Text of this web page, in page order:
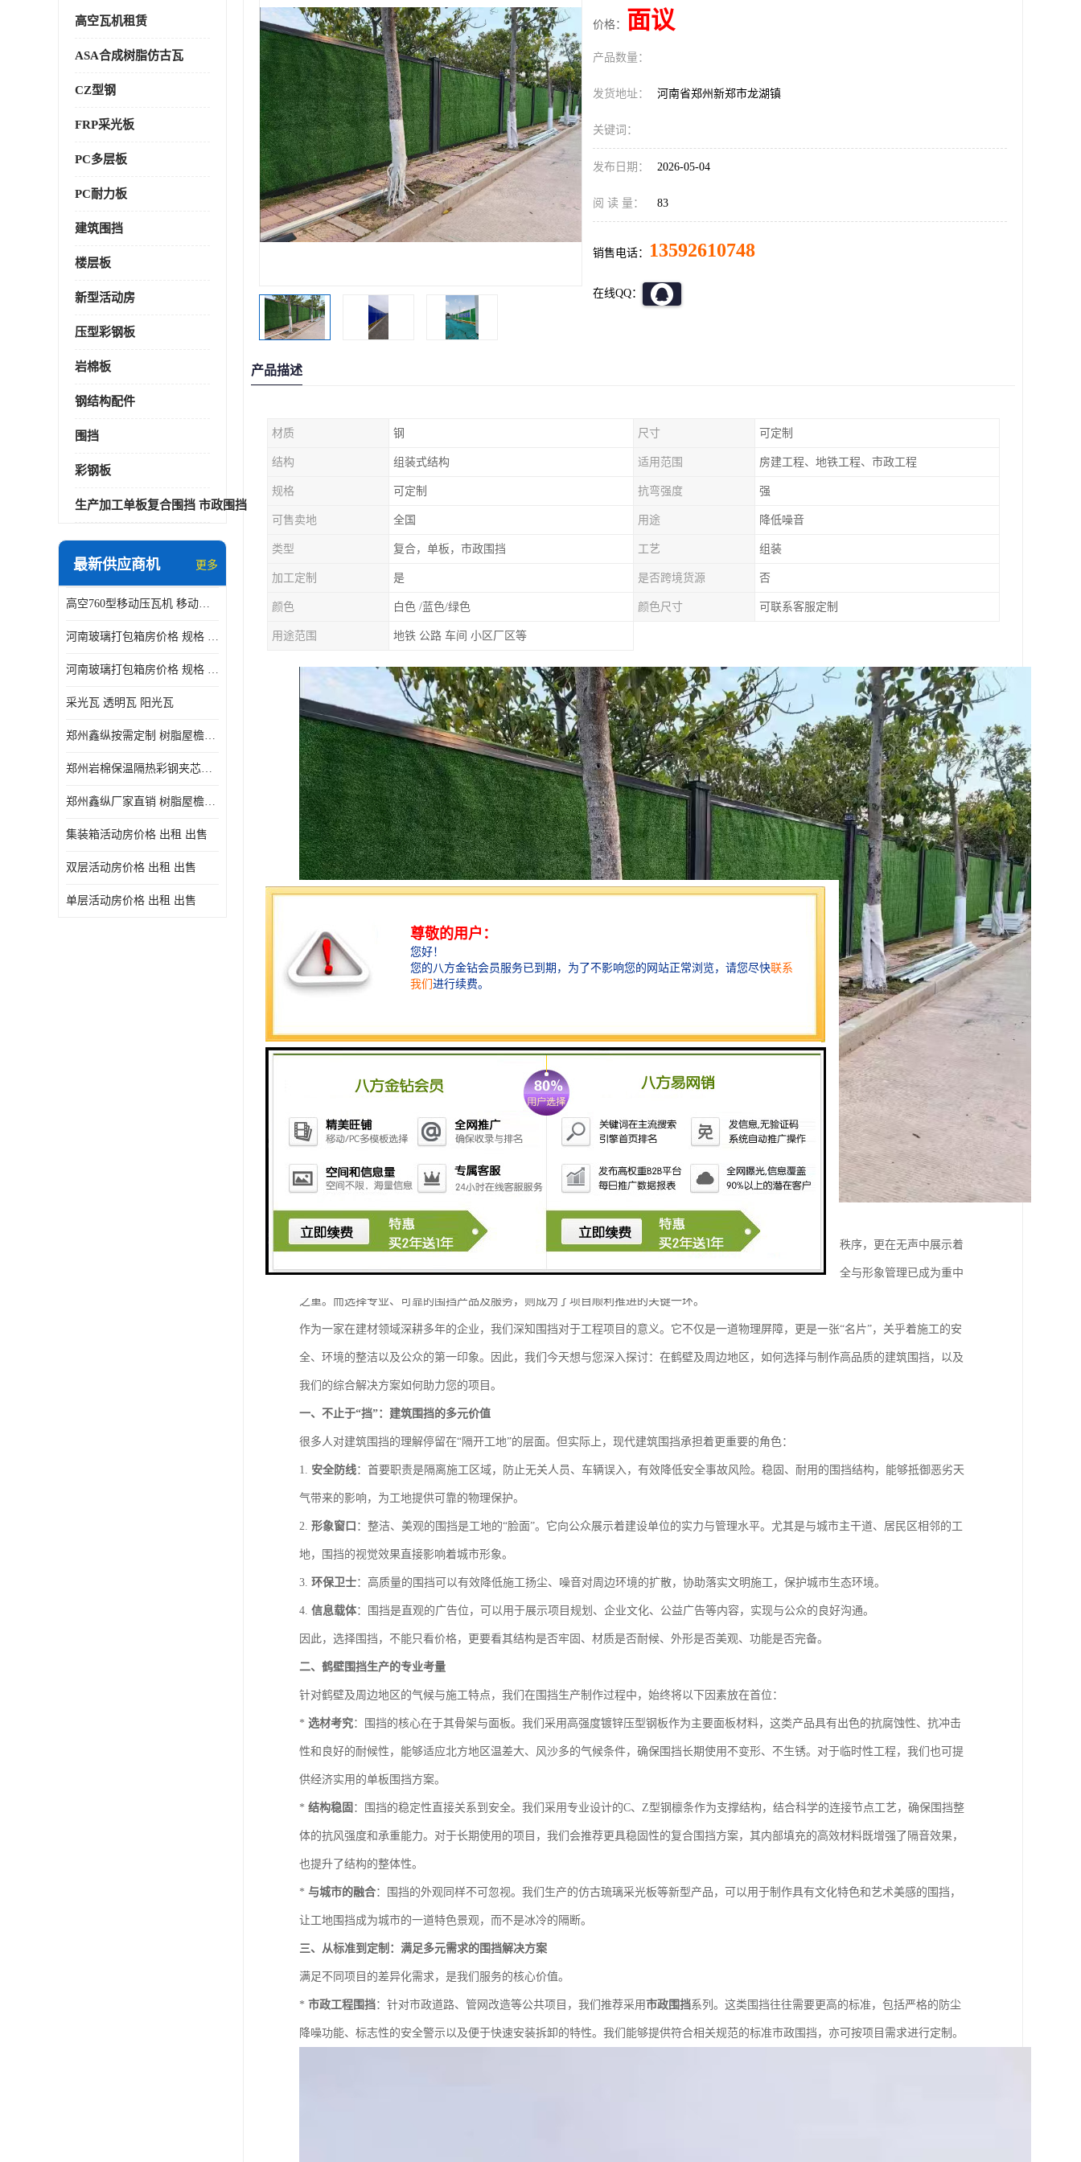
高空瓦机租赁
ASA合成树脂仿古瓦
CZ型钢
FRP采光板
PC多层板
PC耐力板
建筑围挡
楼层板
新型活动房
压型彩钢板
岩棉板
钢结构配件
围挡
彩钢板
生产加工单板复合围挡 市政围挡
最新供应商机 更多
高空760型移动压瓦机 移动升降制瓦设备租赁选郑州鑫纵
河南玻璃打包箱房价格 规格 鑫纵建材按需定制
河南玻璃打包箱房价格 规格 鑫纵建材批发
采光瓦 透明瓦 阳光瓦
郑州鑫纵按需定制 树脂屋檐装饰塑料琉璃瓦片 中式仿古瓦的特点 价格
郑州岩棉保温隔热彩钢夹芯板 郑州鑫纵支持定做
郑州鑫纵厂家直销 树脂屋檐装饰塑料琉璃瓦片 中式仿古瓦的特点 价格
集装箱活动房价格 出租 出售
双层活动房价格 出租 出售
单层活动房价格 出租 出售
价格： 面议
产品数量：
发货地址： 河南省郑州新郑市龙湖镇
关键词：
发布日期： 2026-05-04
阅 读 量： 83
销售电话： 13592610748
在线QQ：
产品描述
材质 钢 尺寸 可定制
结构 组装式结构 适用范围 房建工程、地铁工程、市政工程
规格 可定制 抗弯强度 强
可售卖地 全国 用途 降低噪音
类型 复合，单板，市政围挡 工艺 组装
加工定制 是 是否跨境货源 否
颜色 白色 /蓝色/绿色 颜色尺寸 可联系客服定制
用途范围 地铁 公路 车间 小区厂区等
鹤壁建筑围挡生产制作：构筑城市安全与形象的专业之选
在每座城市蓬勃发展的背后，总有一道独特的风景线——它或许不引人注目，却默默守护着施工现场的安全与秩序，更在无声中展示着
城市的文明与风貌。这便是建筑围挡。在鹤壁乃至周边地区，随着城市化进程的不断加速，各类建设项目的安全与形象管理已成为重中
之重。而选择专业、可靠的围挡产品及服务，则成为了项目顺利推进的关键一环。
作为一家在建材领域深耕多年的企业，我们深知围挡对于工程项目的意义。它不仅是一道物理屏障，更是一张“名片”，关乎着施工的安
全、环境的整洁以及公众的第一印象。因此，我们今天想与您深入探讨：在鹤壁及周边地区，如何选择与制作高品质的建筑围挡，以及
我们的综合解决方案如何助力您的项目。
一、不止于“挡”：建筑围挡的多元价值
很多人对建筑围挡的理解停留在“隔开工地”的层面。但实际上，现代建筑围挡承担着更重要的角色：
1. 安全防线：首要职责是隔离施工区域，防止无关人员、车辆误入，有效降低安全事故风险。稳固、耐用的围挡结构，能够抵御恶劣天
气带来的影响，为工地提供可靠的物理保护。
2. 形象窗口 ：整洁、美观的围挡是工地的“脸面”。它向公众展示着建设单位的实力与管理水平。尤其是与城市主干道、居民区相邻的工
地，围挡的视觉效果直接影响着城市形象。
3. 环保卫士：高质量的围挡可以有效降低施工扬尘、噪音对周边环境的扩散，协助落实文明施工，保护城市生态环境。
4. 信息载体：围挡是直观的广告位，可以用于展示项目规划、企业文化、公益广告等内容，实现与公众的良好沟通。
因此，选择围挡，不能只看价格，更要看其结构是否牢固、材质是否耐候、外形是否美观、功能是否完备。
二、鹤壁围挡生产的专业考量
针对鹤壁及周边地区的气候与施工特点，我们在围挡生产制作过程中，始终将以下因素放在首位：
* 选材考究：围挡的核心在于其骨架与面板。我们采用高强度镀锌压型钢板作为主要面板材料，这类产品具有出色的抗腐蚀性、抗冲击
性和良好的耐候性，能够适应北方地区温差大、风沙多的气候条件，确保围挡长期使用不变形、不生锈。对于临时性工程，我们也可提
供经济实用的单板围挡方案。
* 结构稳固 ：围挡的稳定性直接关系到安全。我们采用专业设计的C、Z型钢檩条作为支撑结构，结合科学的连接节点工艺，确保围挡整
体的抗风强度和承重能力。对于长期使用的项目，我们会推荐更具稳固性的复合围挡方案，其内部填充的高效材料既增强了隔音效果，
也提升了结构的整体性。
* 与城市的融合：围挡的外观同样不可忽视。我们生产的仿古琉璃采光板等新型产品，可以用于制作具有文化特色和艺术美感的围挡，
让工地围挡成为城市的一道特色景观，而不是冰冷的隔断。
三、从标准到定制：满足多元需求的围挡解决方案
满足不同项目的差异化需求，是我们服务的核心价值。
* 市政工程围挡：针对市政道路、管网改造等公共项目，我们推荐采用市政围挡系列。这类围挡往往需要更高的标准，包括严格的防尘
降噪功能、标志性的安全警示以及便于快速安装拆卸的特性。我们能够提供符合相关规范的标准市政围挡，亦可按项目需求进行定制。